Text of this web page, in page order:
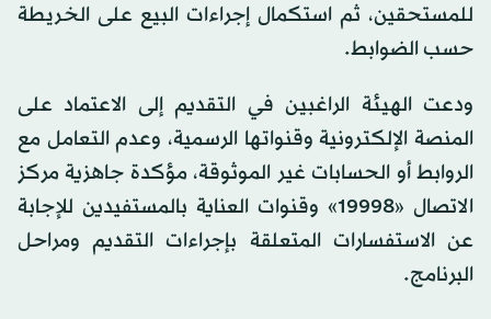
للمستحقين، ثم استكمال إجراءات البيع على الخريطة
حسب الضوابط.
ودعت الهيئة الراغبين في التقديم إلى الاعتماد على
المنصة الإلكترونية وقنواتها الرسمية، وعدم التعامل مع
الروابط أو الحسابات غير الموثوقة، مؤكدة جاهزية مركز
الاتصال «19998» وقنوات العناية بالمستفيدين للإجابة
عن الاستفسارات المتعلقة بإجراءات التقديم ومراحل
البرنامج.